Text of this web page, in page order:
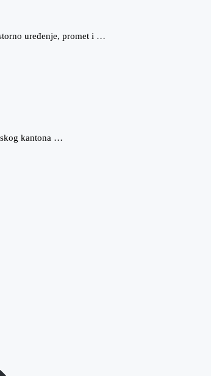
uređenje, promet i …
kantona …